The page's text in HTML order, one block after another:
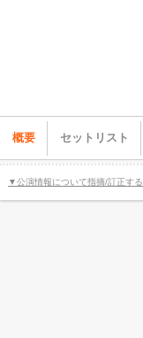
概要 セットリスト
▼公演情報について指摘/訂正する